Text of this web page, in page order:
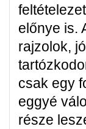
előnye is.
rajzolok,
csak egy
eggyé
része